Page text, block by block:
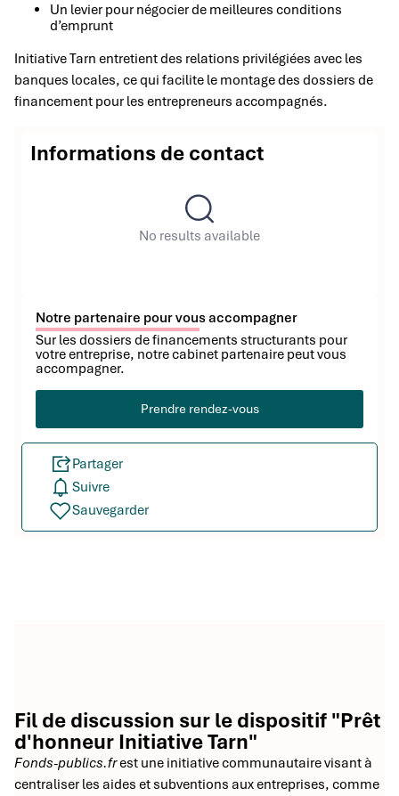
Un levier pour négocier de meilleures conditions
d’emprunt
Initiative Tarn entretient des relations privilégiées avec les
banques locales, ce qui facilite le montage des dossiers de
financement pour les entrepreneurs accompagnés.
Informations de contact
No results available
Notre partenaire pour vous accompagner
Sur les dossiers de financements structurants pour
votre entreprise, notre cabinet partenaire peut vous
accompagner.
Prendre rendez-vous
Partager
Suivre
Sauvegarder
Fil de discussion sur le dispositif "Prêt
d'honneur Initiative Tarn"
Fonds-publics.frest une initiative communautaire visant à
centraliser les aides et subventions aux entreprises, comme